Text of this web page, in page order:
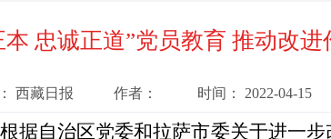
忠诚正道”党员教育 推动改
西藏日报 作者： 时间： 2022-04-15
据自治区党委和拉萨市委关于进一